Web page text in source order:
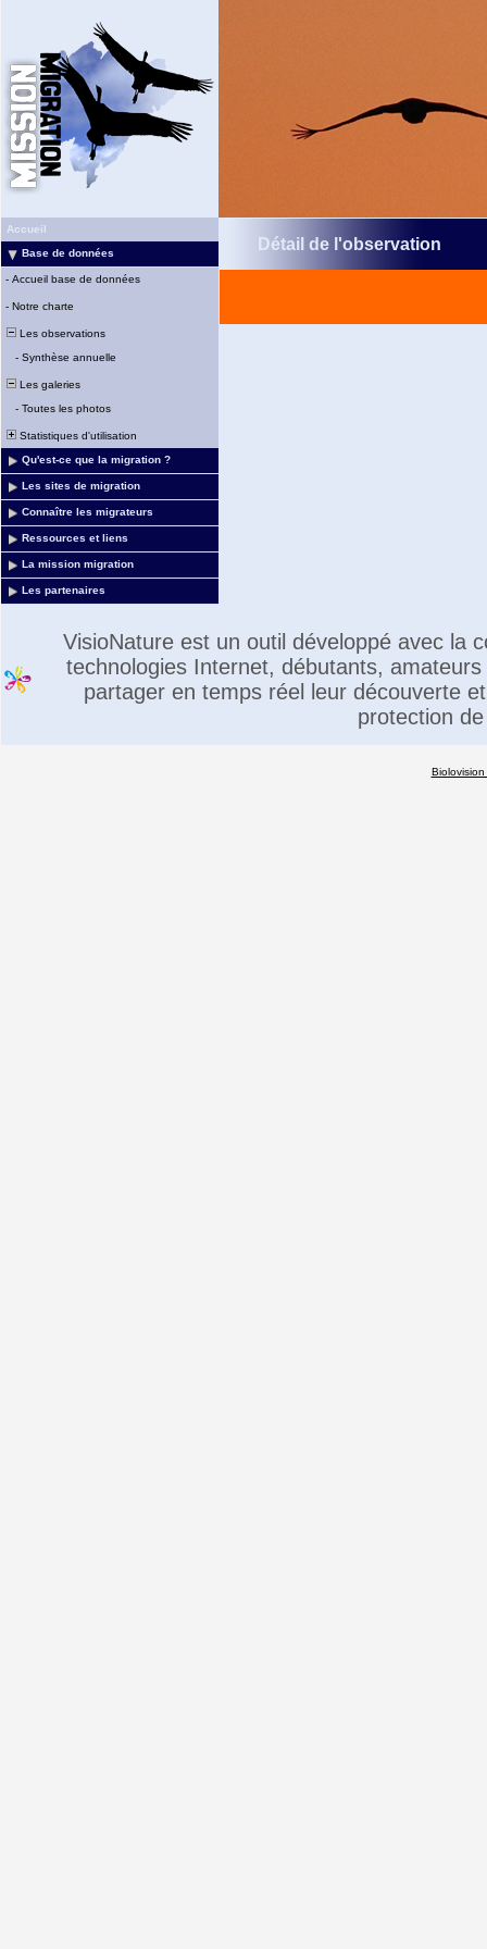
Accueil
Base de données
- Accueil base de données
- Notre charte
Les observations
- Synthèse annuelle
Les galeries
- Toutes les photos
Statistiques d'utilisation
Qu'est-ce que la migration ?
Les sites de migration
Connaître les migrateurs
Ressources et liens
La mission migration
Les partenaires
Détail de l'observation
VisioNature est un outil développé avec la
technologies Internet, débutants,
partager en temps réel leur découverte
protection
Biolovision